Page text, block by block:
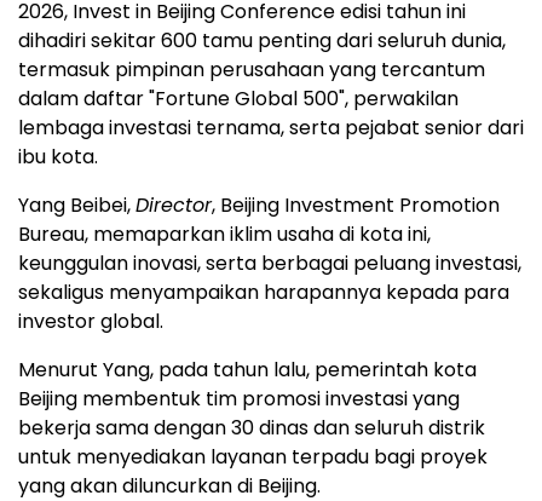
2026, Invest in Beijing Conference edisi tahun ini
dihadiri sekitar 600 tamu penting dari seluruh dunia,
termasuk pimpinan perusahaan yang tercantum
dalam daftar "Fortune Global 500", perwakilan
lembaga investasi ternama, serta pejabat senior dari
ibu kota.
Yang Beibei,Director, Beijing Investment Promotion
Bureau, memaparkan iklim usaha di kota ini,
keunggulan inovasi, serta berbagai peluang investasi,
sekaligus menyampaikan harapannya kepada para
investor global.
Menurut Yang, pada tahun lalu, pemerintah kota
Beijing membentuk tim promosi investasi yang
bekerja sama dengan 30 dinas dan seluruh distrik
untuk menyediakan layanan terpadu bagi proyek
yang akan diluncurkan di Beijing.